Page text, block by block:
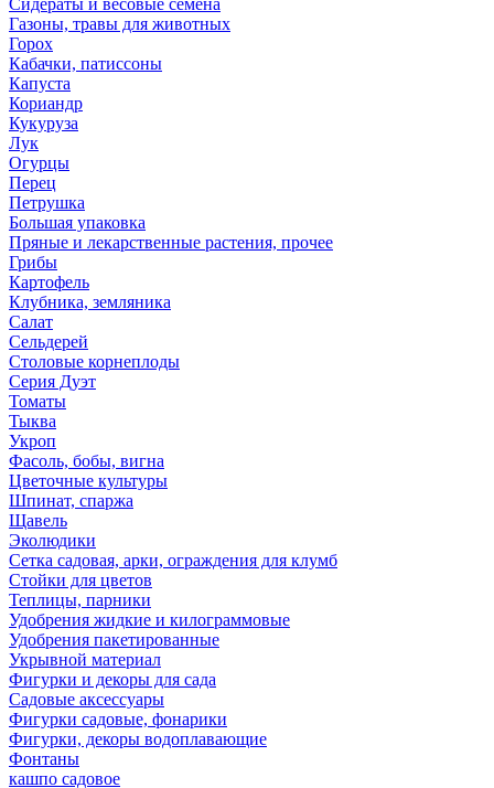
Сидераты и весовые семена
Газоны, травы для животных
Горох
Кабачки, патиссоны
Капуста
Кориандр
Кукуруза
Лук
Огурцы
Перец
Петрушка
Большая упаковка
Пряные и лекарственные растения, прочее
Грибы
Картофель
Клубника, земляника
Салат
Сельдерей
Столовые корнеплоды
Серия Дуэт
Томаты
Тыква
Укроп
Фасоль, бобы, вигна
Цветочные культуры
Шпинат, спаржа
Щавель
Эколюдики
Сетка садовая, арки, ограждения для клумб
Стойки для цветов
Теплицы, парники
Удобрения жидкие и килограммовые
Удобрения пакетированные
Укрывной материал
Фигурки и декоры для сада
Садовые аксессуары
Фигурки садовые, фонарики
Фигурки, декоры водоплавающие
Фонтаны
кашпо садовое